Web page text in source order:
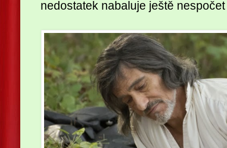
nedostatek nabaluje ještě